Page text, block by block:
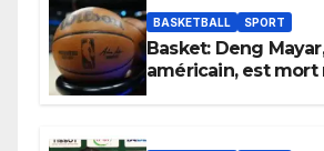
BASKETBALL SPORT
Basket: Deng
américain, est mort